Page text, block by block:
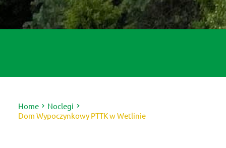
Home
Noclegi
Dom Wypoczynkowy PTTK w Wetlinie